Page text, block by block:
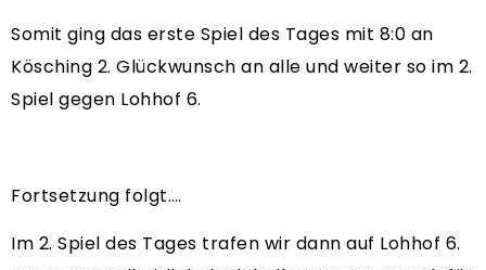
Somit ging das erste Spiel des Tages mit 8:0 an
Kösching 2. Glückwunsch an alle und weiter so im 2.
Spiel gegen Lohhof 6.
Fortsetzung folgt….
Im 2. Spiel des Tages trafen wir dann auf Lohhof 6.